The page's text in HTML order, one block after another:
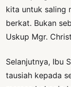
kita untuk saling
berkat. Bukan
Uskup Mgr.
Selanjutnya, Ibu
tausiah kepada